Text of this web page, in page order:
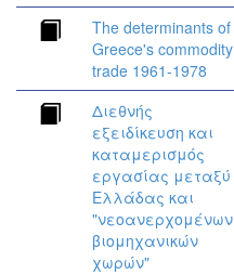
The determinants of
Greece's commodity
trade 1961-1978
Διεθνής
εξειδίκευση και
καταμερισμός
εργασίας μεταξύ
Ελλάδας και
"νεοανερχομένων
βιομηχανικών
χωρών"